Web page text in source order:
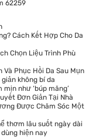
62259
Cách Kết Hợp Cho Da
Chọn Liệu Trình Phù
Và Phục Hồi Da Sau Mụn
không bí da
như ‘búp măng’
Đơn Giản Tại Nhà
Được Chăm Sóc Một
thơm lâu suốt ngày dài
hiện nay